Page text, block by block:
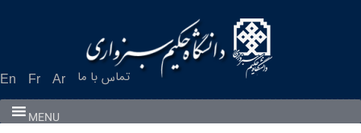
En Fr Ar تماس با ما
MENU